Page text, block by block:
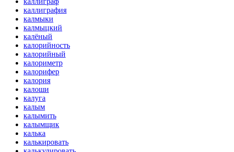
каллиграфия
калмыки
калмыцкий
калёный
калорийность
калорийный
калориметр
калорифер
калория
калоши
калуга
калым
калымить
калымщик
калька
калькировать